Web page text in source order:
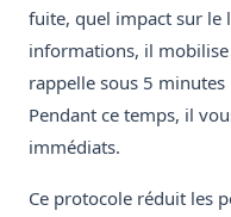
fuite, quel impact sur le
informations, il
rappelle sous 5
Pendant ce temps, il
immédiats.
Ce protocole réduit les